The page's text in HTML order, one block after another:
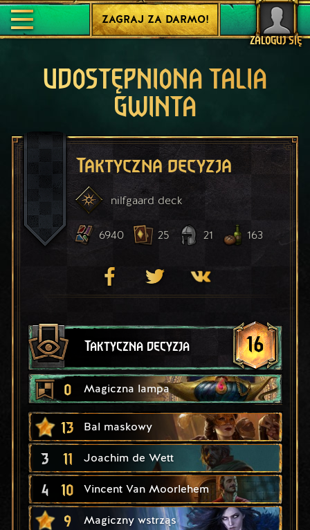
ZALOGUJ SIĘ
ZAGRAJ ZA DARMO!
UDOSTĘPNIONA TALIA
GWINTA
Taktyczna decyzja
nilfgaard deck
6940 25 21 163
Taktyczna decyzja 16
0 Magiczna lampa
13 Bal maskowy
3 11 Joachim de Wett
4 10 Vincent Van Moorlehem
9 Magiczny wstrząs